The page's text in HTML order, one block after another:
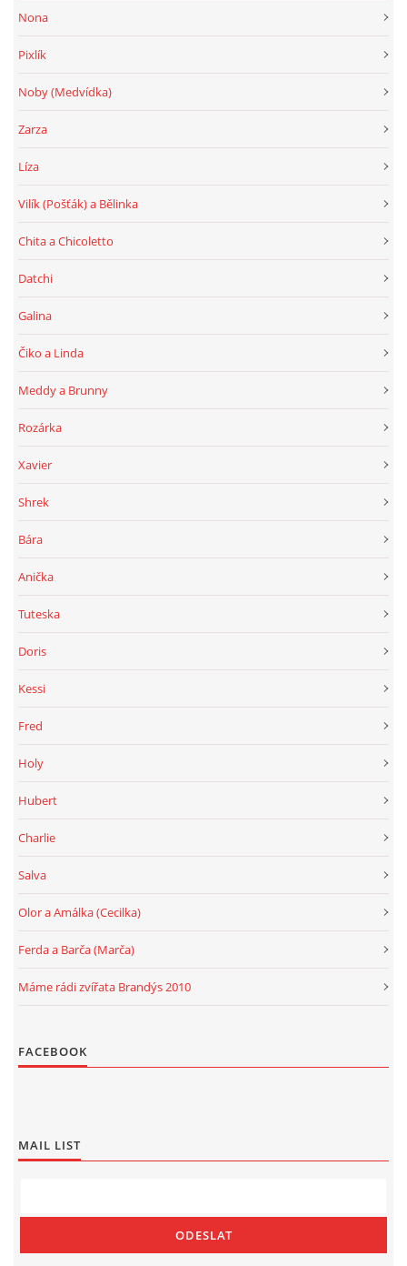
Nona
Pixlík
Noby (Medvídka)
Zarza
Líza
Vilík (Pošťák) a Bělinka
Chita a Chicoletto
Datchi
Galina
Čiko a Linda
Meddy a Brunny
Rozárka
Xavier
Shrek
Bára
Anička
Tuteska
Doris
Kessi
Fred
Holy
Hubert
Charlie
Salva
Olor a Amálka (Cecilka)
Ferda a Barča (Marča)
Máme rádi zvířata Brandýs 2010
FACEBOOK
MAIL LIST